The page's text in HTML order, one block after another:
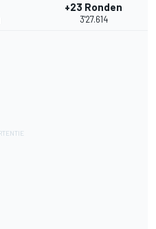
+23 Ronden
3'27.614